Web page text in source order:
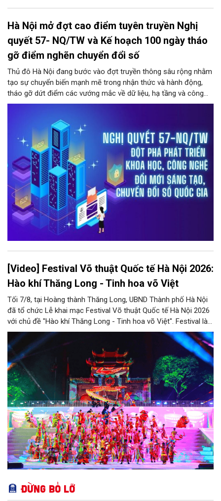
Hà Nội mở đợt cao điểm tuyên truyền Nghị
quyết 57- NQ/TW và Kế hoạch 100 ngày tháo
gỡ điểm nghẽn chuyển đổi số
Thủ đô Hà Nội đang bước vào đợt truyền thông sâu rộng nhằm
tạo sự chuyển biến mạnh mẽ trong nhận thức và hành động,
tháo gỡ dứt điểm các vướng mắc về dữ liệu, hạ tầng và công
nghệ trong hệ thống chính trị.
[Video] Festival Võ thuật Quốc tế Hà Nội 2026:
Hào khí Thăng Long - Tinh hoa võ Việt
Tối 7/8, tại Hoàng thành Thăng Long, UBND Thành phố Hà Nội
đã tổ chức Lễ khai mạc Festival Võ thuật Quốc tế Hà Nội 2026
với chủ đề "Hào khí Thăng Long - Tinh hoa võ Việt". Festival là
nơi hội tụ tinh hoa võ thuật trong nước và quốc tế, giới thiệu
đến bạn bè thế giới tinh thần thượng võ, bản sắc văn hóa Việt
Nam, đồng thời hình thành và phát triển du lịch, công nghiệp
văn hóa Thủ đô trong giai đoạn mới.
Đừng bỏ lỡ